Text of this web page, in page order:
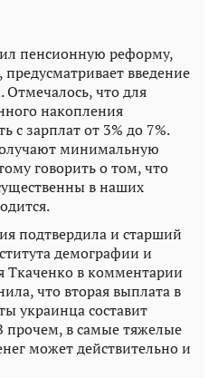
пенсионную реформу,
введение
что для
накопления
с зарплат от 3% до 7%.
минимальную
говорить о том, что
в наших
подтвердила и старший
демографии и
Ткаченко в комментарии
что вторая выплата в
украинца составит
прочем, в самые тяжелые
может действительно и